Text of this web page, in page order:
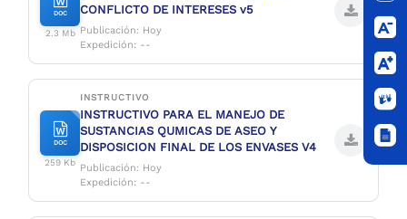
DOC
2.3 Mb
CONFLICTO DE INTERESES v5
Publicación: Hoy
Expedición: --
DOC
259 Kb
INSTRUCTIVO
INSTRUCTIVO PARA EL MANEJO DE
SUSTANCIAS QUMICAS DE ASEO Y
DISPOSICION FINAL DE LOS ENVASES V4
Publicación: Hoy
Expedición: --